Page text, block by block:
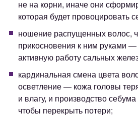
не на корни, иначе они
которая будет провоцировать
ношение распущенных волос,
прикосновения к ним руками —
активную работу сальных
кардинальная смена цвета
осветление — кожа головы
и влагу, и производство себума
чтобы перекрыть потери;